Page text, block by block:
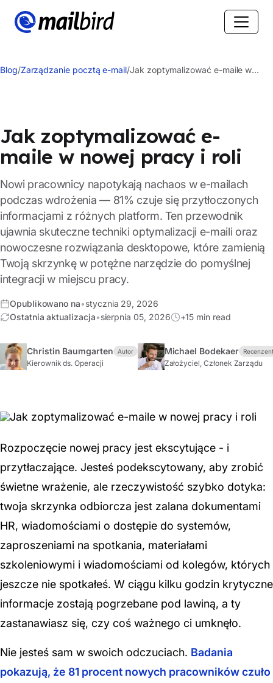
Blog/Zarządzanie pocztą e-mail/Jak zoptymalizować e-maile w
Jak zoptymalizować e-
maile w nowej pracy i roli
Nowi pracownicy napotykają nachaos w e-mailach
podczas wdrożenia — 81% czuje się przytłoczonych
informacjami z różnych platform. Ten przewodnik
ujawnia skuteczne techniki optymalizacji e-maili oraz
nowoczesne rozwiązania desktopowe, które zamienią
Twoją skrzynkę w potężne narzędzie do pomyślnej
integracji w miejscu pracy.
Opublikowano na•stycznia 29, 2026
Ostatnia aktualizacja•sierpnia 05, 2026 +15 min read
Christin Baumgarten Autor
Kierownik ds. Operacji
Michael Bodekaer
Założyciel, Członek Zarządu
Rozpoczęcie nowej pracy jest ekscytujące - i
przytłaczające. Jesteś podekscytowany, aby zrobić
świetne wrażenie, ale rzeczywistość szybko dotyka:
twoja skrzynka odbiorcza jest zalana dokumentami
HR, wiadomościami o dostępie do systemów,
zaproszeniami na spotkania, materiałami
szkoleniowymi i wiadomościami od kolegów, których
jeszcze nie spotkałeś. W ciągu kilku godzin krytyczne
informacje zostają pogrzebane pod lawiną, a ty
zastanawiasz się, czy coś ważnego ci umknęło.
Nie jesteś sam w swoich odczuciach. Badania
pokazują, że 81 procent nowych pracowników czuło